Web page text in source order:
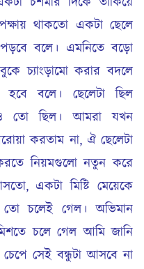
থাকতো একটা ছেলে
বলে। এমনিতে বড়ো
চ্যাংড়ামো করার বদলে
বলে। ছেলেটা ছিল
তো ছিল। আমরা যখন
করতাম না, ঐ ছেলেটা
নিয়মগুলো নতুন করে
একটা মিষ্টি মেয়েকে
তো চলেই গেল। অভিমান
চলে গেল আমি জানি
সেই বন্ধুটা আসবে না